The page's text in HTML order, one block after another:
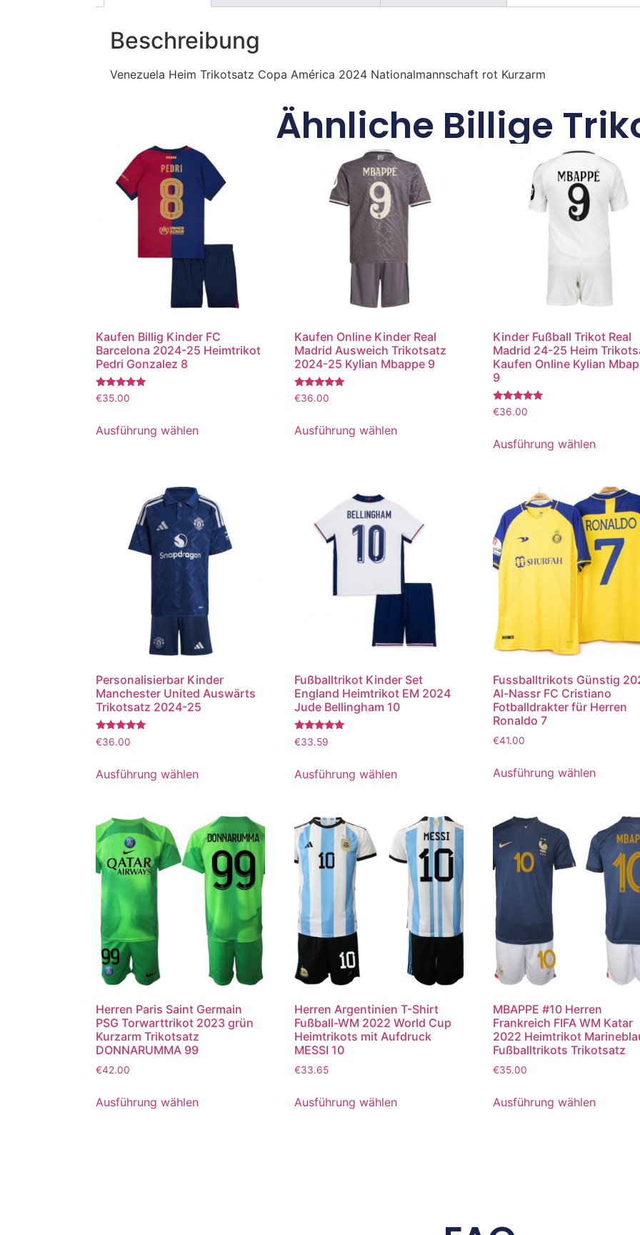
Beschreibung
Venezuela Heim Trikotsatz Copa América 2024 Nationalmannschaft rot Kurzarm
Ähnliche Billige
Kaufen Billig Kinder FC
Barcelona 2024-25 Heimtrikot
Pedri Gonzalez 8
Bewertet
mit
von 5
€35.00
Ausführung wählen
Kaufen Online Kinder Real
Madrid Ausweich Trikotsatz
2024-25 Kylian Mbappe 9
Bewertet
mit
von 5
€36.00
Ausführung wählen
Kinder Fußball Trikot Real
Madrid 24-25 Heim
Kaufen Online Kylian
9
Bewertet
mit
von 5
€36.00
Ausführung wählen
Personalisierbar Kinder
Manchester United Auswärts
Trikotsatz 2024-25
Bewertet
mit
€36.00
Ausführung wählen
Fußballtrikot Kinder Set
England Heimtrikot EM 2024
Jude Bellingham 10
Bewertet
mit
€33.59
Ausführung wählen
Fussballtrikots Günstig
Al-Nassr FC Cristiano
Fotballdrakter für Herren
Ronaldo 7
€41.00
Ausführung wählen
Herren Paris Saint Germain
PSG Torwarttrikot 2023 grün
Kurzarm Trikotsatz
DONNARUMMA 99
€42.00
Ausführung wählen
Herren Argentinien T-Shirt
Fußball-WM 2022 World Cup
Heimtrikots mit Aufdruck
MESSI 10
€33.65
Ausführung wählen
MBAPPE #10 Herren
Frankreich FIFA WM Katar
2022 Heimtrikot
Fußballtrikots Trikotsatz
€35.00
Ausführung wählen